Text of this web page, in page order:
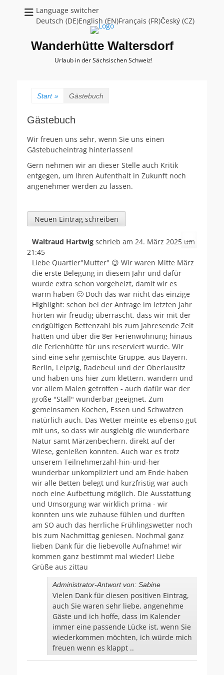
Language switcher
Deutsch (DE)English (EN)Français (FR)Český (CZ)
Wanderhütte Waltersdorf
Urlaub in der Sächsischen Schweiz!
Start » Gästebuch
Gästebuch
Wir freuen uns sehr, wenn Sie uns einen
Gästebucheintrag hinterlassen!
Gern nehmen wir an dieser Stelle auch Kritik
entgegen, um Ihren Aufenthalt in Zukunft noch
angenehmer werden zu lassen.
Waltraud Hartwig schrieb am 24. März 2025 um
21:45
Liebe Quartier"Mutter" 😉 Wir waren Mitte März
die erste Belegung in diesem Jahr und dafür
wurde extra schon vorgeheizt, damit wir es
warm haben 🙂 Doch das war nicht das einzige
Highlight: schon bei der Anfrage im letzten Jahr
hörten wir freudig überrascht, dass wir mit der
endgültigen Bettenzahl bis zum Jahresende Zeit
hatten und über die 8er Ferienwohnung hinaus
die Ferienhütte für uns reserviert wurde. Wir
sind eine sehr gemischte Gruppe, aus Bayern,
Berlin, Leipzig, Radebeul und der Oberlausitz
und haben uns hier zum klettern, wandern und
vor allem Malen getroffen - auch dafür war der
große "Stall" wunderbar geeignet. Zum
gemeinsamen Kochen, Essen und Schwatzen
natürlich auch. Das Wetter meinte es ebenso gut
mit uns, so dass wir ausgiebig die wunderbare
Natur samt Märzenbechern, direkt auf der
Wiese, genießen konnten. Auch war es trotz
unserem Teilnehmerzahl-hin-und-her
wunderbar unkompliziert und am Ende haben
wir alle Betten belegt und kurzfristig war auch
noch eine Aufbettung möglich. Die Ausstattung
und Umsorgung war wirklich prima - wir
konnten uns wie zuhause fühlen und durften
am SO auch das herrliche Frühlingswetter noch
bis zum Nachmittag geniesen. Nochmal ganz
lieben Dank für die liebevolle Aufnahme! wir
kommen ganz bestimmt mal wieder! Liebe
Grüße aus zittau
Administrator-Antwort von: Sabine
Vielen Dank für diesen positiven Eintrag,
auch Sie waren sehr liebe, angenehme
Gäste und ich hoffe, dass im Kalender
immer eine passende Lücke ist, wenn Sie
wiederkommen möchten, ich würde mich
freuen wenn es klappt ..
...Diese
Metabox